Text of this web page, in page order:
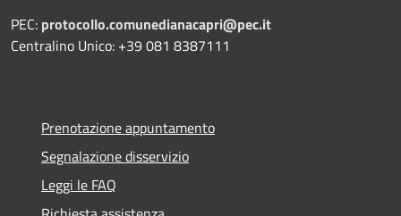
PEC: protocollo.comunedianacapri@pec.it
Centralino Unico: +39 081 8387111
Prenotazione appuntamento
Segnalazione disservizio
Leggi le FAQ